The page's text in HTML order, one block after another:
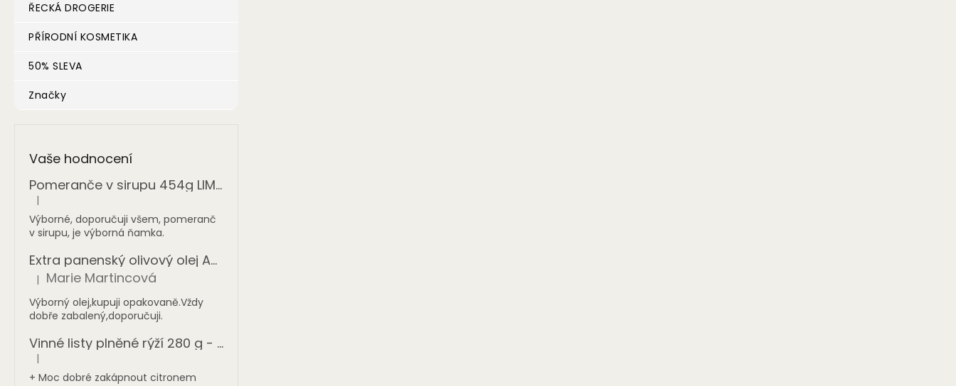
ŘECKÁ DROGERIE
PŘÍRODNÍ KOSMETIKA
50% SLEVA
Značky
Vaše hodnocení
Pomeranče v sirupu 454g LIMITOVANÁ NABÍDKA
Hodnocení produktu je 5 z 5 hvězdiček.
|
Výborné, doporučuji všem, pomeranč
v sirupu, je výborná ňamka.
Extra panenský olivový olej AGIA TRIADA 1 l - sklo
Hodnocení produktu je 5 z 5 hvězdiček.
| Marie Martincová
Výborný olej,kupuji opakovaně.Vždy
dobře zabalený,doporučuji.
Vinné listy plněné rýží 280 g - ONASSIS
Hodnocení produktu je 5 z 5 hvězdiček.
|
+ Moc dobré zakápnout citronem